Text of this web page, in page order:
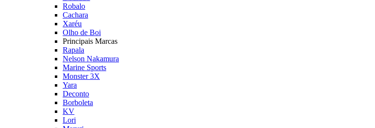
Robalo
Cachara
Xaréu
Olho de Boi
Principais Marcas
Rapala
Nelson Nakamura
Marine Sports
Monster 3X
Yara
Deconto
Borboleta
KV
Lori